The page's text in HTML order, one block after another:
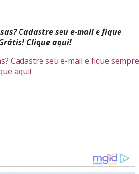
Cadastre seu e-mail e fique
Clique aqui!
Cadastre seu e-mail e fique sempre
aqui!